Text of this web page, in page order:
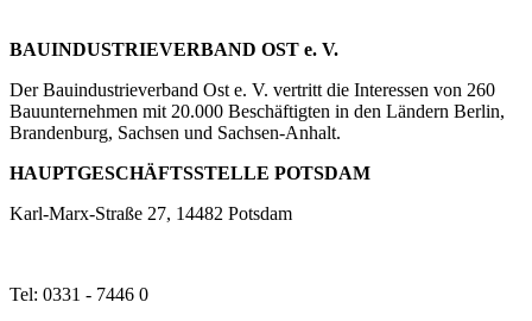
BAUINDUSTRIEVERBAND OST e. V.
Der Bauindustrieverband Ost e. V. vertritt die Interessen von 260
Bauunternehmen mit 20.000 Beschäftigten in den Ländern Berlin,
Brandenburg, Sachsen und Sachsen-Anhalt.
HAUPTGESCHÄFTSSTELLE POTSDAM
Karl-Marx-Straße 27, 14482 Potsdam
Tel: 0331 - 7446 0